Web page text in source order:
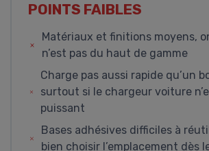
POINTS FAIBLES
Matériaux et finitions moyens,
n’est pas du haut de gamme
Charge pas aussi rapide qu’un
surtout si le chargeur voiture
puissant
Bases adhésives difficiles à
bien choisir l’emplacement dès